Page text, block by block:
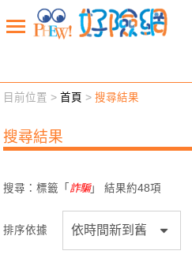
新聞觀點 業務交流
退休先準備 好險學堂
目前位置 >首頁 >搜尋結果
搜尋結果
搜尋：標籤「 詐騙」 結果約48項
排序依據